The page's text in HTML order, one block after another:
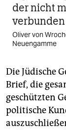
der nicht
Oliver von
Neuengamme
Die Jüdische
Brief, die
geschützten
politische